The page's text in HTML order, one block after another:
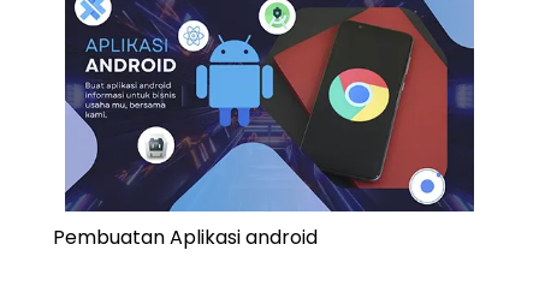
Pembuatan Aplikasi android